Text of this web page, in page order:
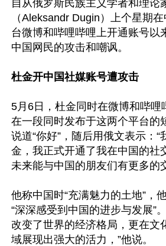
自从俄罗斯民族主义学者和理论
（Aleksandr Dugin）上个星期
台微博和哔哩哔哩上开通账号以
中国网民的攻击和嘲讽。
杜金开中国社媒账号遭攻击
5月6日，杜金同时在微博和哔哩
在一段同时发布于这两个平台的
说道“你好”，随后用俄文表示：
金，我正式开通了我在中国的社
未来能与中国的朋友们有更多的
他称中国时“充满魅力的土地”，
“深深感受到中国的进步与发展”
改变了世界的经济格局，更在文
域展现出强大的活力，”他说。